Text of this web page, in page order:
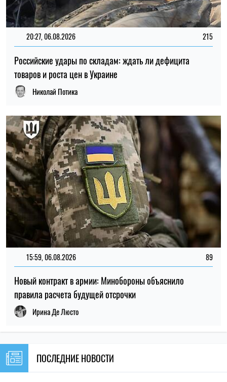
20:27, 06.08.2026 215
Российские удары по складам: ждать ли дефицита
товаров и роста цен в Украине
Николай Потика
15:59, 06.08.2026 89
Новый контракт в армии: Минобороны объяснило
правила расчета будущей отсрочки
Ирина Де Люсто
ПОСЛЕДНИЕ НОВОСТИ